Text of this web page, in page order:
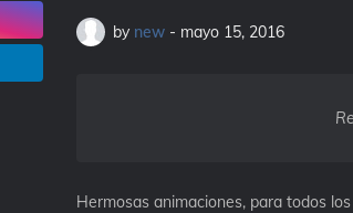
by new - mayo 15, 2016
Hermosas animaciones, para todos